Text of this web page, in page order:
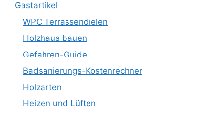
Gastartikel
WPC Terrassendielen
Holzhaus bauen
Gefahren-Guide
Badsanierungs-Kostenrechner
Holzarten
Heizen und Lüften